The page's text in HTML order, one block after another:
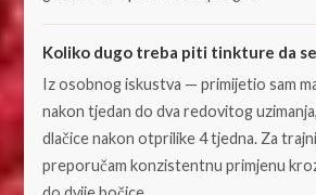
Koliko dugo treba piti tinkture da
Iz osobnog iskustva — primijetio sam
nakon tjedan do dva redovitog
dlačice nakon otprilike 4 tjedna. Za
preporučam konzistentnu primjenu